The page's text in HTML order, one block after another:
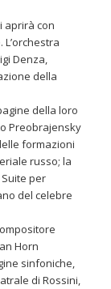
aprirà con
L’orchestra
Denza,
della
della loro
Preobrajensky
formazioni
russo; la
per
del celebre
Horn
sinfoniche,
di Rossini,